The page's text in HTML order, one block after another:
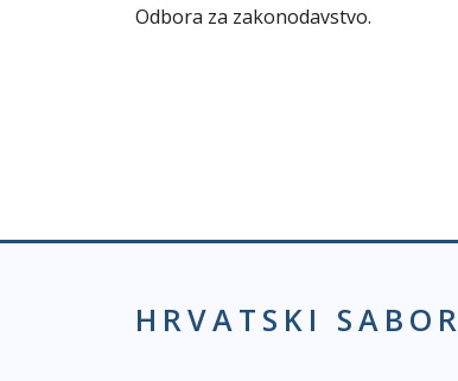
Odbora za zakonodavstvo.
HRVATSKI SABOR